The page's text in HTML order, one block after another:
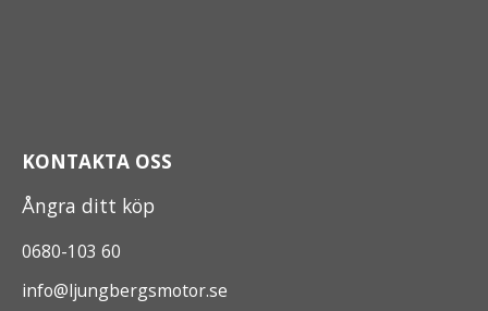
KONTAKTA OSS
Ångra ditt köp
0680-103 60
info@ljungbergsmotor.se